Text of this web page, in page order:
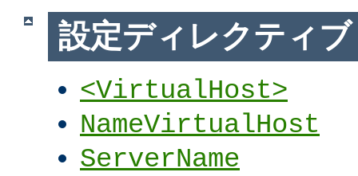
設定ディレクティブ
<VirtualHost>
NameVirtualHost
ServerName